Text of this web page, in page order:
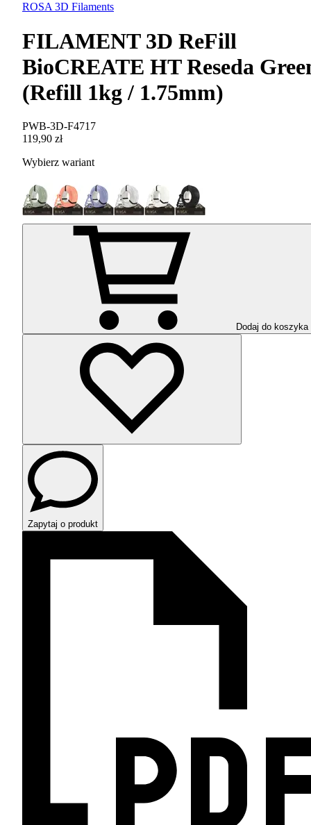
ROSA 3D Filaments
FILAMENT 3D ReFill
BioCREATE HT Reseda
(Refill 1kg / 1.75mm)
PWB-3D-F4717
119,90 zł
Wybierz wariant
Dodaj do koszyka
Zapytaj o produkt